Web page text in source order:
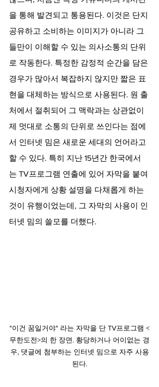
을 통해 발견되고 통용된다. 이것은 단지
공유하고 소비하는 이미지가 아니라 그
들만이 이해할 수 있는 의사소통의 단위
로 작동한다. 특정한 감정적 순간을 담은
경우가 많아서 복잡하지 않지만 짧은 표
현을 대체하는 방식으로 사용된다. 원 출
처에서 절취되어 그 맥락과는 상관없이
제 멋대로 소통의 단위로 쓰인다는 점에
서 인터넷 밈은 새로운 세대의 언어라고
할 수 있다. 특히 지난 15년간 한국에서
는 TV프로그램 연출에 있어 자막을 붙여
시청자에게 상황 설명을 다채롭게 하는
것이 유행이었는데, 그 자막의 사용이 인
터넷 밈의 쓸모를 더했다.
"이건 꿈일거야" 라는 자막을 단 TV프로그램 <
무한도전>의 한 장면. 황당하거나 어이없는 경
우, 댓글에 첨부하는 인터넷 밈으로 자주 사용
된다.